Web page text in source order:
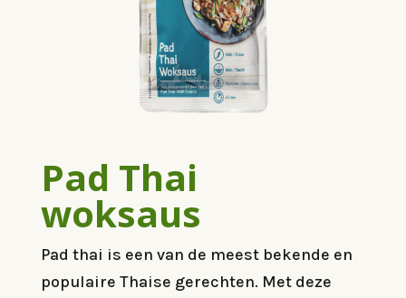
Pad Thai
woksaus
Pad thai is een van de meest bekende en
populaire Thaise gerechten. Met deze